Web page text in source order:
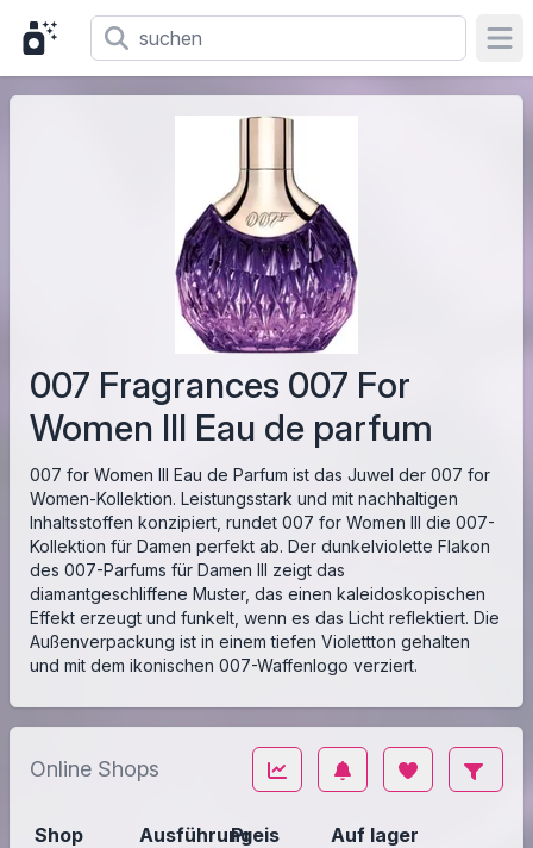
007 Fragrances 007 For
Women III Eau de parfum
007 for Women III Eau de Parfum ist das Juwel der 007 for
Women-Kollektion. Leistungsstark und mit nachhaltigen
Inhaltsstoffen konzipiert, rundet 007 for Women III die 007-
Kollektion für Damen perfekt ab. Der dunkelviolette Flakon
des 007-Parfums für Damen III zeigt das
diamantgeschliffene Muster, das einen kaleidoskopischen
Effekt erzeugt und funkelt, wenn es das Licht reflektiert. Die
Außenverpackung ist in einem tiefen Violettton gehalten
und mit dem ikonischen 007-Waffenlogo verziert.
Online Shops
Shop AusführungPreis Auf lager